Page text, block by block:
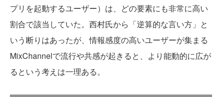
プリを起動するユーザー）は、どの要素にも非常に高い
割合で該当していた。西村氏から「逆算的な言い方」と
いう断りはあったが、情報感度の高いユーザーが集まる
MixChannelで流行や共感が起きると、より能動的に広が
るという考えは一理ある。